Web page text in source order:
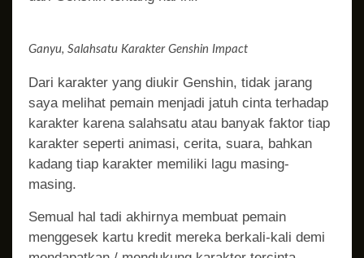
Ganyu, Salahsatu Karakter Genshin Impact
Dari karakter yang diukir Genshin, tidak jarang
saya melihat pemain menjadi jatuh cinta terhadap
karakter karena salahsatu atau banyak faktor tiap
karakter seperti animasi, cerita, suara, bahkan
kadang tiap karakter memiliki lagu masing-
masing.
Semual hal tadi akhirnya membuat pemain
menggesek kartu kredit mereka berkali-kali demi